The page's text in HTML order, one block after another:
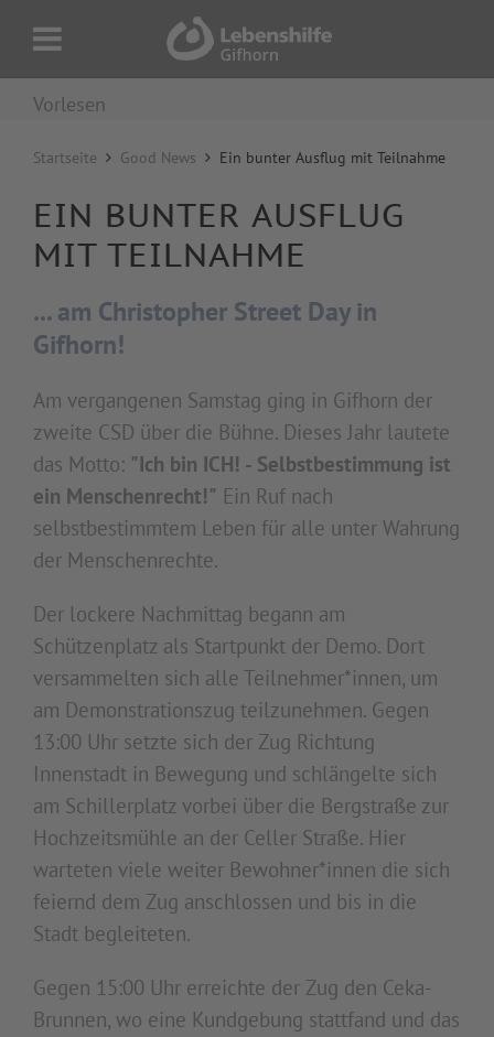
Vorlesen
Startseite Good News Ein bunter Ausflug mit Teilnahme
EIN BUNTER AUSFLUG
MIT TEILNAHME
...am Christopher Street Day in
Gifhorn!
Am vergangenen Samstag ging in Gifhorn der
zweite CSD über die Bühne. Dieses Jahr lautete
das Motto: "Ich bin ICH! - Selbstbestimmung ist
ein Menschenrecht!" Ein Ruf nach
selbstbestimmtem Leben für alle unter Wahrung
der Menschenrechte.
Der lockere Nachmittag begann am
Schützenplatz als Startpunkt der Demo. Dort
versammelten sich alle Teilnehmer*innen, um
am Demonstrationszug teilzunehmen. Gegen
13:00 Uhr setzte sich der Zug Richtung
Innenstadt in Bewegung und schlängelte sich
am Schillerplatz vorbei über die Bergstraße zur
Hochzeitsmühle an der Celler Straße. Hier
warteten viele weiter Bewohner*innen die sich
feiernd dem Zug anschlossen und bis in die
Stadt begleiteten.
Gegen 15:00 Uhr erreichte der Zug den Ceka-
Brunnen, wo eine Kundgebung stattfand und das